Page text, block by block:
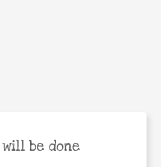
will be done